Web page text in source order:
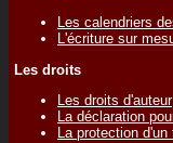
Les calendriers
L'écriture sur
Les droits
Les droits d'auteur
La déclaration
La protection